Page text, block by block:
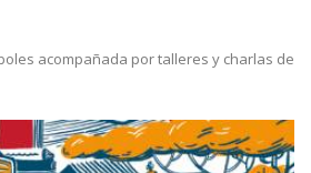
acompañada por talleres y charlas de